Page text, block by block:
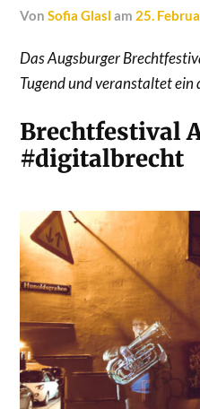
vonSofia Glasl am 25.
Das Augsburger
Tugend und veranstaltet ein
Brechtfestival
#digitalbrecht